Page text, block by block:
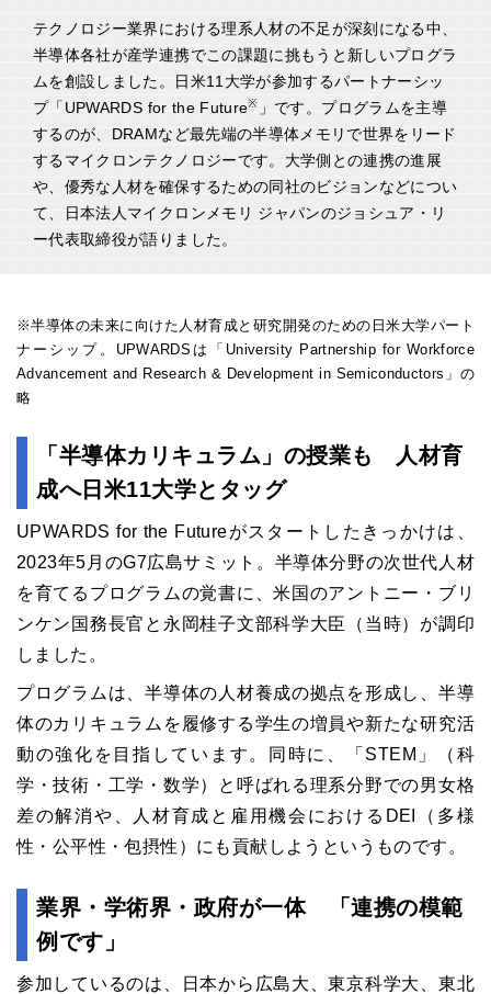
テクノロジー業界における理系人材の不足が深刻になる中、
半導体各社が産学連携でこの課題に挑もうと新しいプログラ
ムを創設しました。日米11大学が参加するパートナーシッ
プ「UPWARDS for the Future※ 」です。プログラムを主導
するのが、DRAMなど最先端の半導体メモリで世界をリード
するマイクロンテクノロジーです。大学側との連携の進展
や、優秀な人材を確保するための同社のビジョンなどについ
て、日本法人マイクロンメモリ ジャパンのジョシュア・リ
ー代表取締役が語りました。
※半導体の未来に向けた人材育成と研究開発のための日米大学パート
ナーシップ。UPWARDSは「University Partnership for Workforce
Advancement and Research & Development in Semiconductors」の
略
「半導体カリキュラム」の授業も 人材育
成へ日米11大学とタッグ
UPWARDS for the Futureがスタートしたきっかけは、
2023年5月のG7広島サミット。半導体分野の次世代人材
を育てるプログラムの覚書に、米国のアントニー・ブリ
ンケン国務長官と永岡桂子文部科学大臣（当時）が調印
しました。
プログラムは、半導体の人材養成の拠点を形成し、半導
体のカリキュラムを履修する学生の増員や新たな研究活
動の強化を目指しています。同時に、「STEM」（科
学・技術・工学・数学）と呼ばれる理系分野での男女格
差の解消や、人材育成と雇用機会におけるDEI（多様
性・公平性・包摂性）にも貢献しようというものです。
業界・学術界・政府が一体 「連携の模範
例です」
参加しているのは、日本から広島大、東京科学大、東北